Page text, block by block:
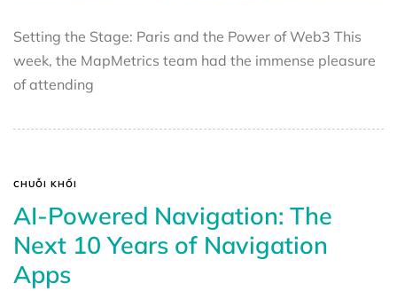
Setting the Stage: Paris and the Power of Web3 This
week, the MapMetrics team had the immense pleasure
of attending
CHUỖI KHỐI
AI-Powered Navigation: The
Next 10 Years of Navigation
Apps